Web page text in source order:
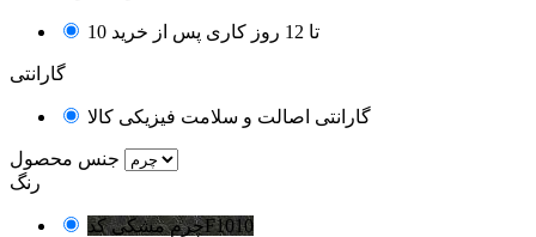
10 تا 12 روز کاری پس از خرید
گارانتی
گارانتی اصالت و سلامت فیزیکی کالا
جنس محصول
رنگ
چرم مشکی کدF1010